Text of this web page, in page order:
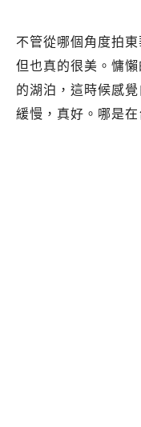
不管從哪個角度拍
但也真的很美。慵
的湖泊，這時候感
緩慢，真好。哪是